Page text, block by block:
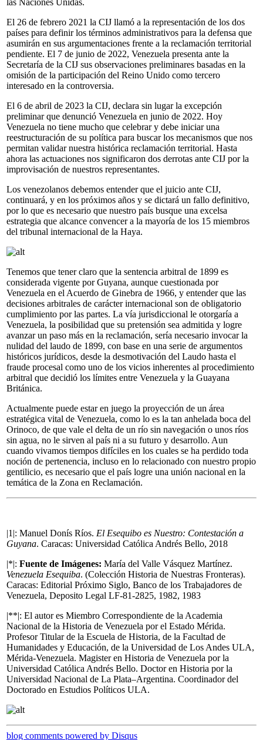
las Naciones Unidas.
El 26 de febrero 2021 la CIJ llamó a la representación de los dos
países para definir los términos administrativos para la defensa que
asumirán en sus argumentaciones frente a la reclamación territorial
pendiente. El 7 de junio de 2022, Venezuela presenta ante la
Secretaría de la CIJ sus observaciones preliminares basadas en la
omisión de la participación del Reino Unido como tercero
interesado en la controversia.
El 6 de abril de 2023 la CIJ, declara sin lugar la excepción
preliminar que denunció Venezuela en junio de 2022. Hoy
Venezuela no tiene mucho que celebrar y debe iniciar una
reestructuración de su política para buscar los mecanismos que nos
permitan validar nuestra histórica reclamación territorial. Hasta
ahora las actuaciones nos significaron dos derrotas ante CIJ por la
improvisación de nuestros representantes.
Los venezolanos debemos entender que el juicio ante CIJ,
continuará, y en los próximos años y se dictará un fallo definitivo,
por lo que es necesario que nuestro país busque una excelsa
estrategia que alcance convencer a la mayoría de los 15 miembros
del tribunal internacional de la Haya.
Tenemos que tener claro que la sentencia arbitral de 1899 es
considerada vigente por Guyana, aunque cuestionada por
Venezuela en el Acuerdo de Ginebra de 1966, y entender que las
decisiones arbitrales de carácter internacional son de obligatorio
cumplimiento por las partes. La vía jurisdiccional le otorgaría a
Venezuela, la posibilidad que su pretensión sea admitida y logre
avanzar un paso más en la reclamación, sería necesario invocar la
nulidad del laudo de 1899, con base en una serie de argumentos
históricos jurídicos, desde la desmotivación del Laudo hasta el
fraude procesal como uno de los vicios inherentes al procedimiento
arbitral que decidió los límites entre Venezuela y la Guayana
Británica.
Actualmente puede estar en juego la proyección de un área
estratégica vital de Venezuela, como lo es la tan anhelada boca del
Orinoco, de que vale el delta de un río sin navegación o unos ríos
sin agua, no le sirven al país ni a su futuro y desarrollo. Aun
cuando vivamos tiempos difíciles en los cuales se ha perdido toda
noción de pertenencia, incluso en lo relacionado con nuestro propio
gentilicio, es necesario que el país logre una unión nacional en la
temática de la Zona en Reclamación.
|1|: Manuel Donís Ríos. El Esequibo es Nuestro: Contestación a
Guyana. Caracas: Universidad Católica Andrés Bello, 2018
|*|: Fuente de Imágenes: María del Valle Vásquez Martínez.
Venezuela Esequiba. (Colección Historia de Nuestras Fronteras).
Caracas: Editorial Próximo Siglo, Banco de los Trabajadores de
Venezuela, Deposito Legal LF-81-2825, 1982, 1983
|**|: El autor es Miembro Correspondiente de la Academia
Nacional de la Historia de Venezuela por el Estado Mérida.
Profesor Titular de la Escuela de Historia, de la Facultad de
Humanidades y Educación, de la Universidad de Los Andes ULA,
Mérida-Venezuela. Magister en Historia de Venezuela por la
Universidad Católica Andrés Bello. Doctor en Historia por la
Universidad Nacional de La Plata–Argentina. Coordinador del
Doctorado en Estudios Políticos ULA.
blog comments powered by Disqus